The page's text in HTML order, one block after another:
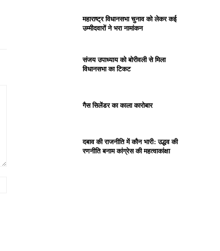
महाराष्ट्र विधानसभा चुनाव को लेकर कई
उम्मीदवारों ने भरा नामांकन
संजय उपाध्याय को बोरीवली से मिला
विधानसभा का टिकट
गैस सिलेंडर का काला कारोबार
दबाव की राजनीति में कौन भारी: उद्धव की
रणनीति बनाम कांग्रेस की महत्वाकांक्षा